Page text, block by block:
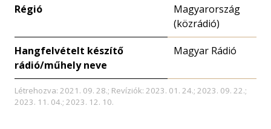
Régió
Magyarország
(közrádió)
Hangfelvételt készítő
rádió/műhely neve
Magyar Rádió
Létrehozva: 2021. 09. 28.; Revíziók: 2023. 01. 24.; 2023. 09. 22.;
2023. 11. 04.; 2023. 12. 10.